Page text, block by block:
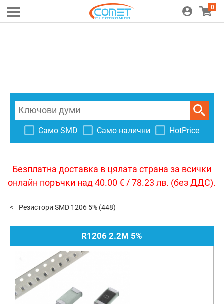
0
Само SMD Само налични HotPrice
Безплатна доставка в цялата страна за всички
онлайн поръчки над 40.00 € / 78.23 лв. (без ДДС).
Резистори SMD 1206 5% (448)
R1206 2.2M 5%